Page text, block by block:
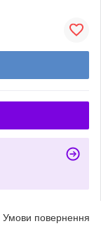
Умови повернення